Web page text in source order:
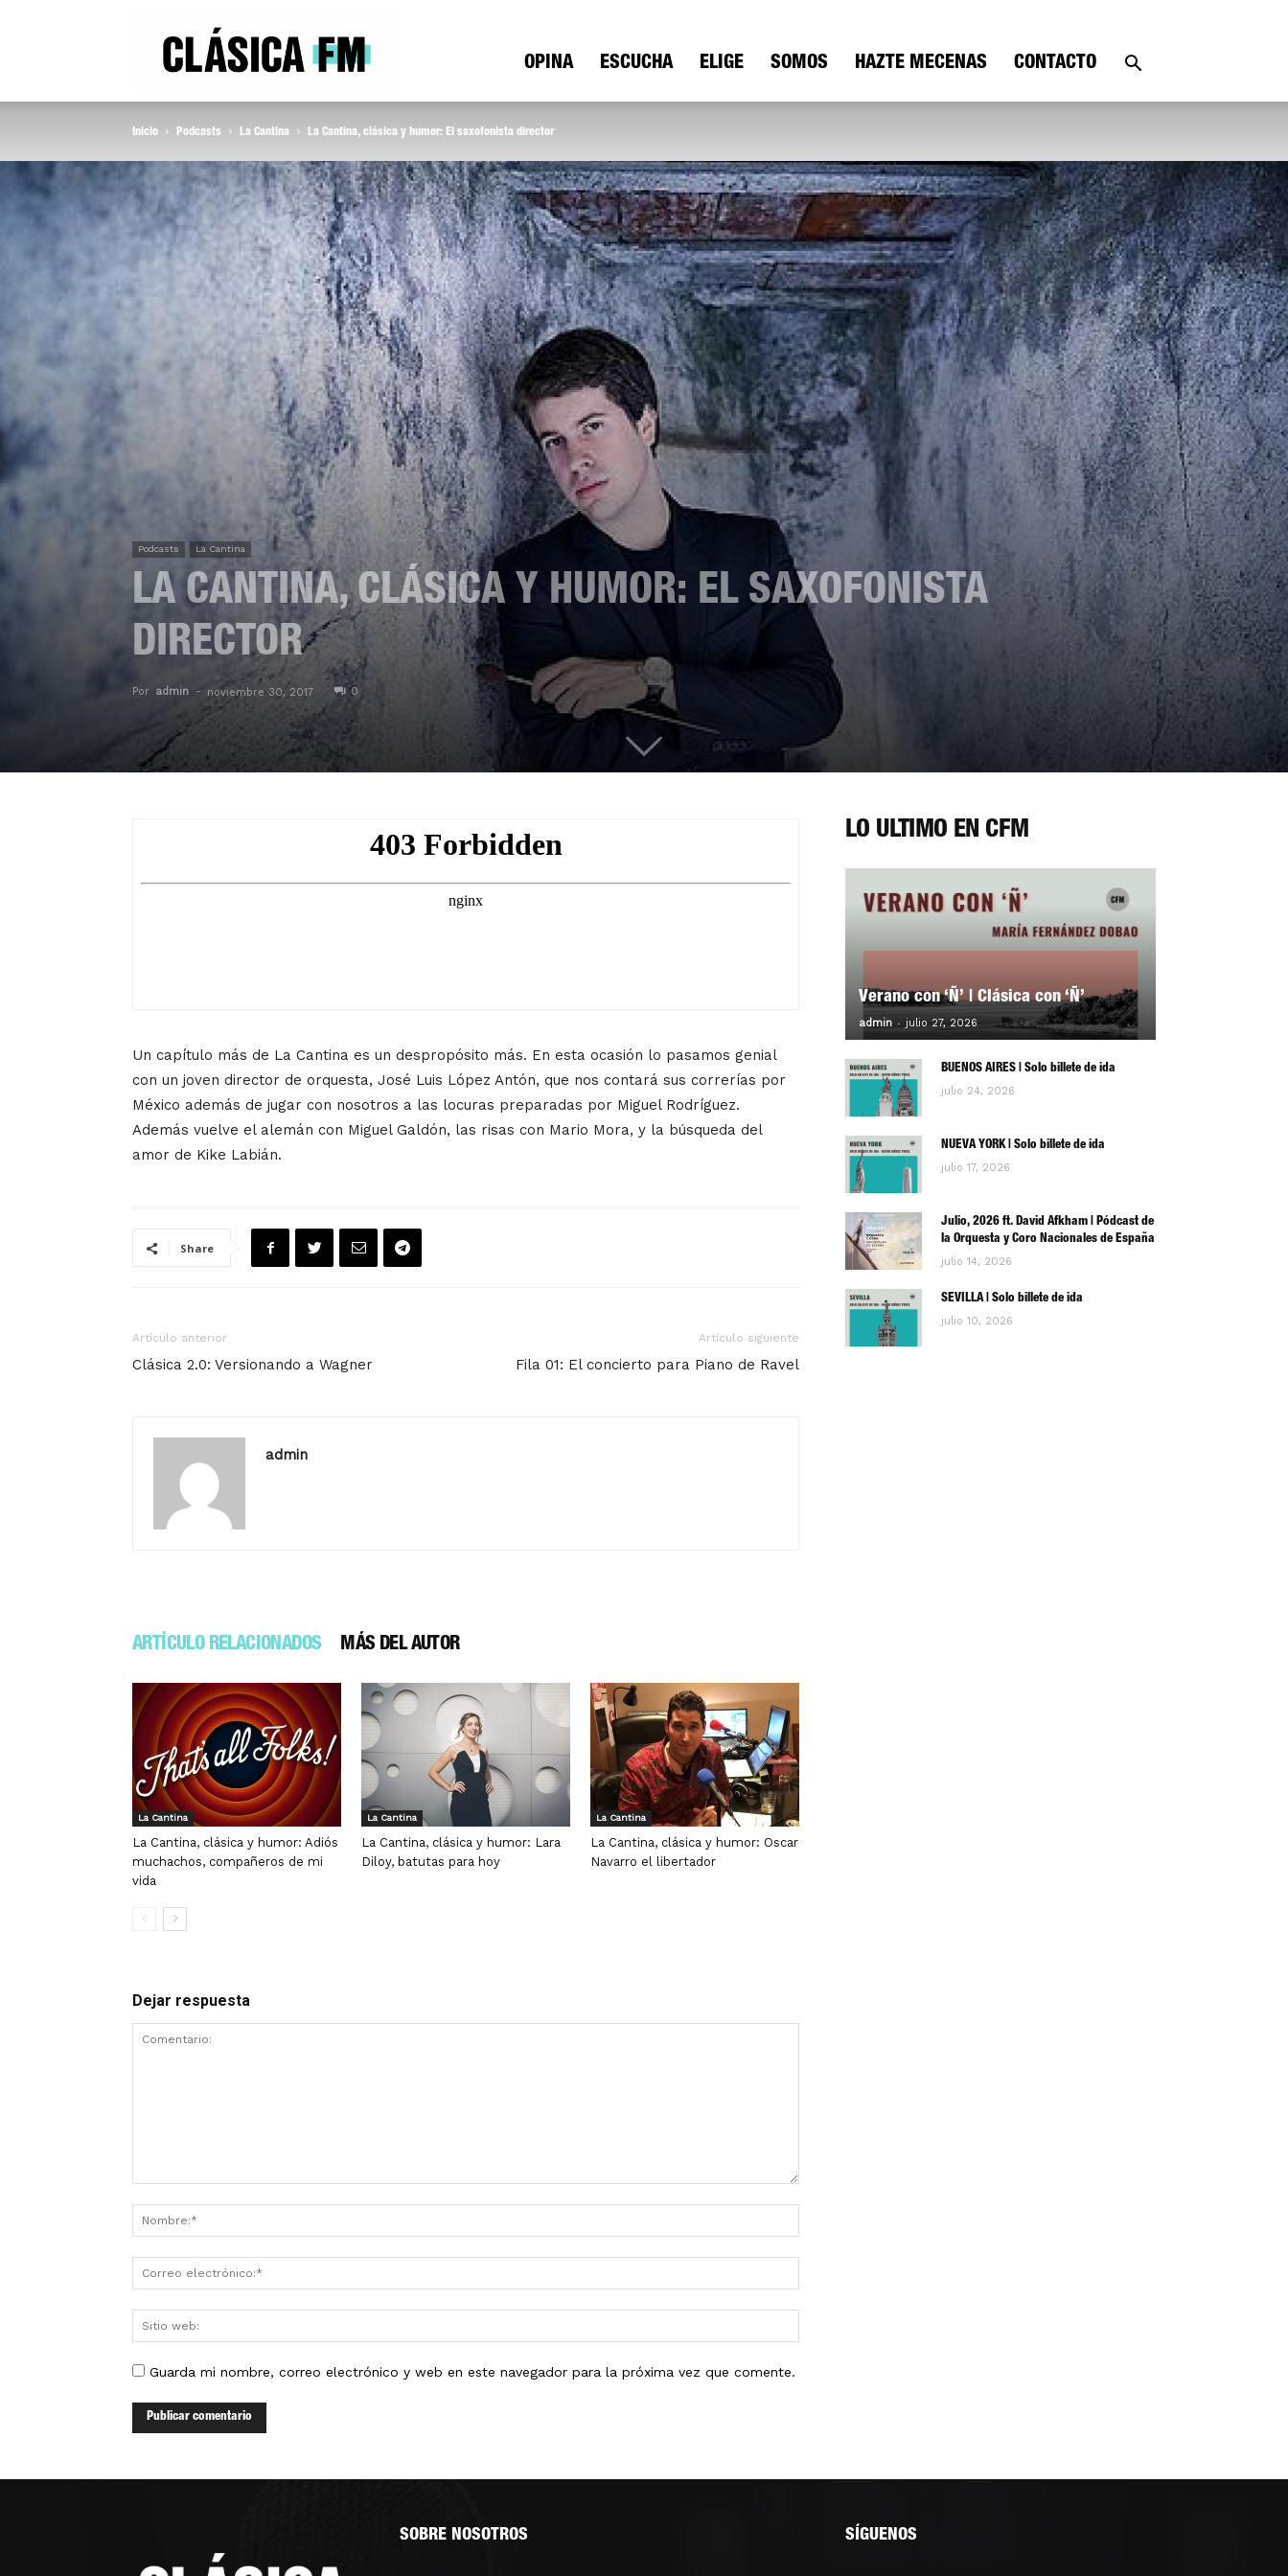
Radio
OPINA ESCUCHA ELIGE SOMOS HAZTE MECENAS CONTACTO
Inicio Podcasts La Cantina La Cantina, clásica y humor: El saxofonista director
Podcasts La Cantina
LA CANTINA, CLÁSICA Y HUMOR: EL SAXOFONISTA
DIRECTOR
Por admin - noviembre 30, 2017 0
Un capítulo más de La Cantina es un despropósito más. En esta ocasión lo pasamos genial
con un joven director de orquesta, José Luis López Antón, que nos contará sus correrías por
México además de jugar con nosotros a las locuras preparadas por Miguel Rodríguez.
Además vuelve el alemán con Miguel Galdón, las risas con Mario Mora, y la búsqueda del
amor de Kike Labián.
Share
Artículo anterior
Clásica 2.0: Versionando a Wagner
Artículo siguiente
Fila 01: El concierto para Piano de Ravel
admin
ARTÍCULO RELACIONADOS MÁS DEL AUTOR
La Cantina
La Cantina, clásica y humor: Adiós
muchachos, compañeros de mi
vida
La Cantina
La Cantina, clásica y humor: Lara
Diloy, batutas para hoy
La Cantina
La Cantina, clásica y humor: Oscar
Navarro el libertador
Dejar respuesta
Guarda mi nombre, correo electrónico y web en este navegador para la próxima vez que comente.
LO ÚLTIMO EN CFM
Verano con ‘Ñ’ | Clásica con ‘Ñ’
admin - julio 27, 2026 0
BUENOS AIRES | Solo billete de ida
julio 24, 2026
NUEVA YORK | Solo billete de ida
julio 17, 2026
Julio, 2026 ft. David Afkham | Pódcast de
la Orquesta y Coro Nacionales de España
julio 14, 2026
SEVILLA | Solo billete de ida
julio 10, 2026
SOBRE NOSOTROS SÍGUENOS